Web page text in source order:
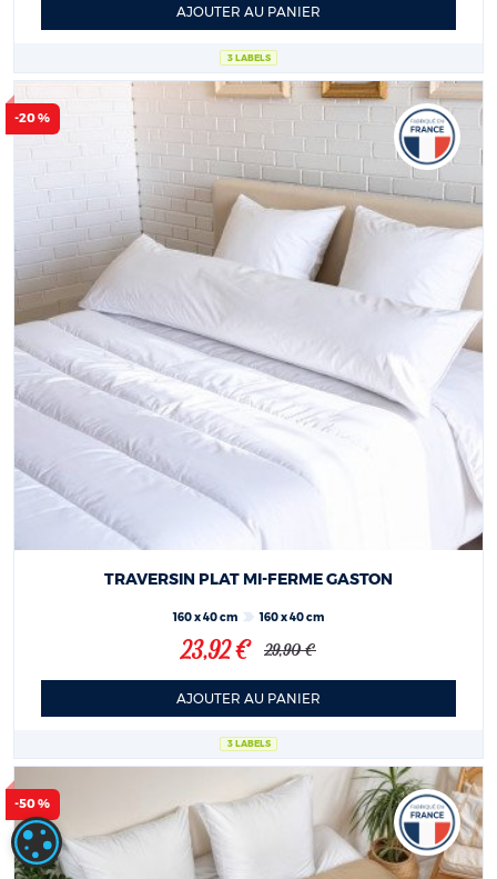
3 LABELS
AJOUTER AU PANIER
-20 %
3 LABELS
TRAVERSIN PLAT MI-FERME GASTON
160 x 40 cm 160 x 40 cm
23,92 € 29,90 €
AJOUTER AU PANIER
-50 %
PARAMÉTRAGE DES COOKIES